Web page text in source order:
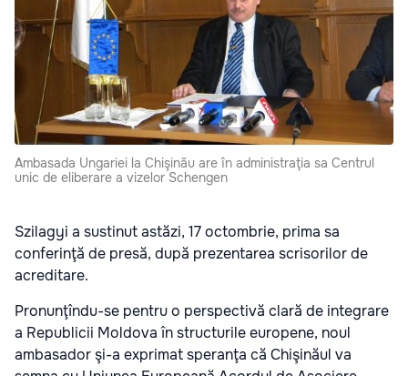
Ambasada Ungariei la Chişinău are în administraţia sa Centrul
unic de eliberare a vizelor Schengen
Szilagyi a sustinut astăzi, 17 octombrie, prima sa
conferinţă de presă, după prezentarea scrisorilor de
acreditare.
Pronunţîndu-se pentru o perspectivă clară de integrare
a Republicii Moldova în structurile europene, noul
ambasador şi-a exprimat speranţa că Chişinăul va